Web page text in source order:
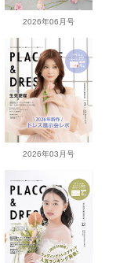
2026年06月号
2026年03月号